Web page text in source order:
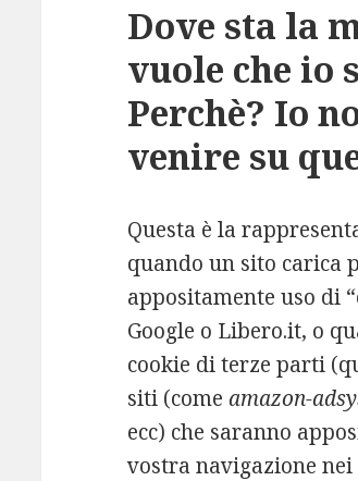
Dove sta la
vuole che io
Perchè? Io
venire su
Questa è la
quando un sito carica
appositamente uso di
Google o Libero.it, o
cookie di terze parti
siti (comeamazon-
ecc) che saranno
vostra navigazione